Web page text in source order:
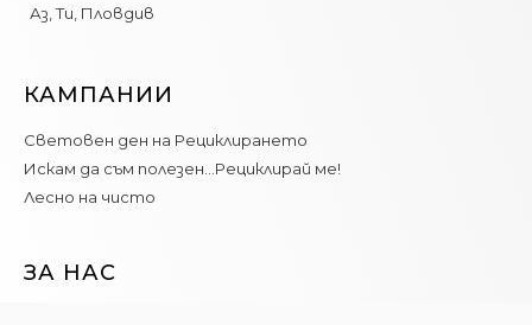
Аз, Ти, Пловдив
КАМПАНИИ
Световен ден на Рециклирането
Искам да съм полезен…Рециклирай ме!
Лесно на чисто
ЗА НАС